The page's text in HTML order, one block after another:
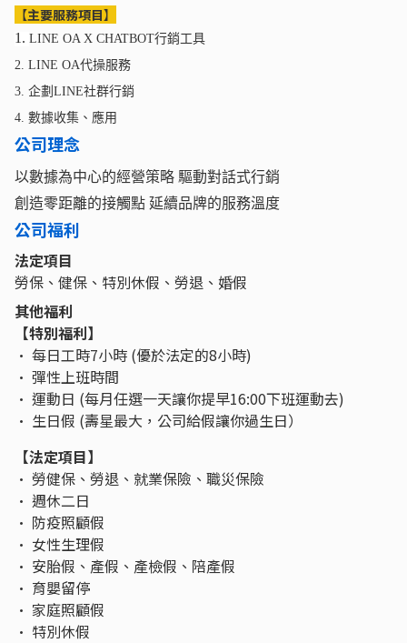
【主要服務項目】
1. LINE OA X CHATBOT行銷工具
2. LINE OA代操服務
3. 企劃LINE社群行銷
4. 數據收集、應用
公司理念
以數據為中心的經營策略 驅動對話式行銷
創造零距離的接觸點 延續品牌的服務溫度
公司福利
法定項目
勞保、健保、特別休假、勞退、婚假
其他福利
【特別福利】
• 每日工時7小時 (優於法定的8小時)
• 彈性上班時間
• 運動日 (每月任選一天讓你提早16:00下班運動去)
• 生日假 (壽星最大，公司給假讓你過生日）
【法定項目】
• 勞健保、勞退、就業保險、職災保險
• 週休二日
• 防疫照顧假
• 女性生理假
• 安胎假、產假、產檢假、陪產假
• 育嬰留停
• 家庭照顧假
• 特別休假